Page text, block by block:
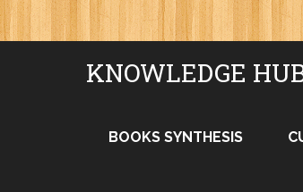
KNOWLEDGE
BOOKS SYNTHESIS